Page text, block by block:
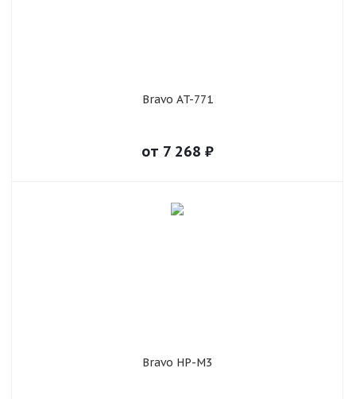
Bravo AT-771
от 7 268 ₽
Bravo HP-M3